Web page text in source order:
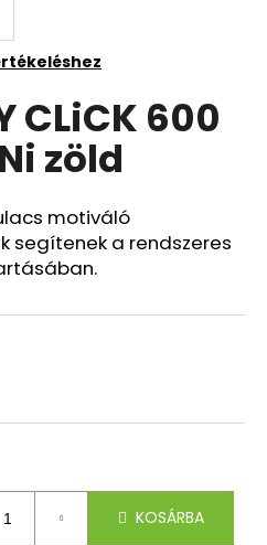
CLiCK 600
zöld
motiváló
segítenek a rendszeres
KOSÁRBA